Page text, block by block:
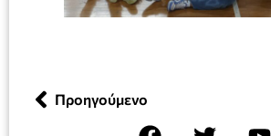
Προηγούμενο